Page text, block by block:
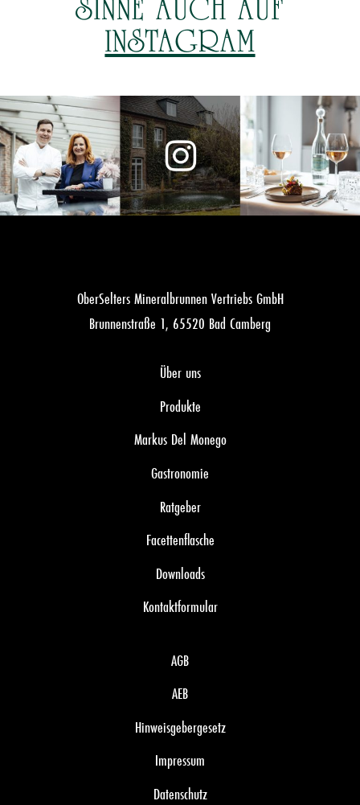
SINNE AUCH AUF
INSTAGRAM
OberSelters Mineralbrunnen Vertriebs GmbH
Brunnenstraße 1, 65520 Bad Camberg
Über uns
Produkte
Markus Del Monego
Gastronomie
Ratgeber
Facettenflasche
Downloads
Kontaktformular
AGB
AEB
Hinweisgebergesetz
Impressum
Datenschutz